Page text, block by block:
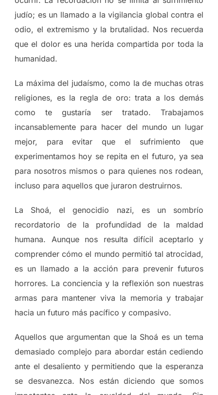
judío; es un llamado a la vigilancia global contra el
odio, el extremismo y la brutalidad. Nos recuerda
que el dolor es una herida compartida por toda la
humanidad.
La máxima del judaísmo, como la de muchas otras
religiones, es la regla de oro: trata a los demás
como te gustaría ser tratado. Trabajamos
incansablemente para hacer del mundo un lugar
mejor, para evitar que el sufrimiento que
experimentamos hoy se repita en el futuro, ya sea
para nosotros mismos o para quienes nos rodean,
incluso para aquellos que juraron destruirnos.
La Shoá, el genocidio nazi, es un sombrío
recordatorio de la profundidad de la maldad
humana. Aunque nos resulta difícil aceptarlo y
comprender cómo el mundo permitió tal atrocidad,
es un llamado a la acción para prevenir futuros
horrores. La conciencia y la reflexión son nuestras
armas para mantener viva la memoria y trabajar
hacia un futuro más pacífico y compasivo.
Aquellos que argumentan que la Shoá es un tema
demasiado complejo para abordar están cediendo
ante el desaliento y permitiendo que la esperanza
se desvanezca. Nos están diciendo que somos